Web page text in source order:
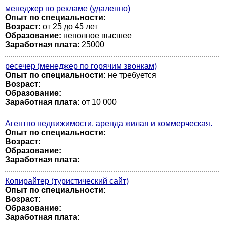
менеджер по рекламе (удаленно)
Опыт по специальности:
Возраст: от 25 до 45 лет
Образование: неполное высшее
Заработная плата: 25000
ресечер (менеджер по горячим звонкам)
Опыт по специальности: не требуется
Возраст:
Образование:
Заработная плата: от 10 000
Агентпо недвижимости, аренда жилая и коммерческая.
Опыт по специальности:
Возраст:
Образование:
Заработная плата:
Копирайтер (туристический сайт)
Опыт по специальности:
Возраст:
Образование:
Заработная плата: